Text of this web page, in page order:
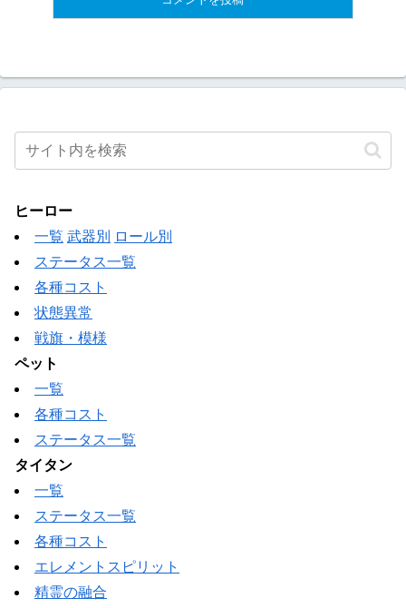
ヒーロー
一覧 武器別
ロール別
ステータス一覧
各種コスト
状態異常
戦旗・模様
ペット
一覧
各種コスト
ステータス一覧
タイタン
一覧
ステータス一覧
各種コスト
エレメントスピリット
精霊の融合